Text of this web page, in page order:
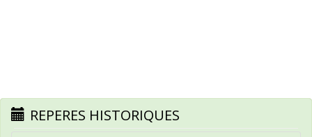
REPERES HISTORIQUES